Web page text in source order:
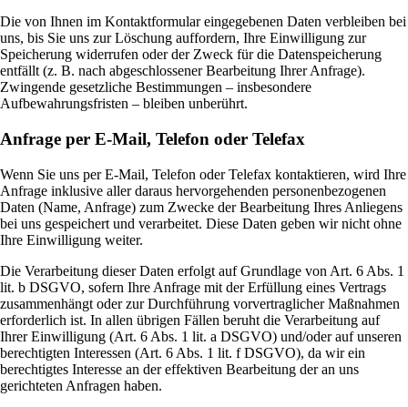
Die von Ihnen im Kontaktformular eingegebenen Daten verbleiben bei
uns, bis Sie uns zur Löschung auffordern, Ihre Einwilligung zur
Speicherung widerrufen oder der Zweck für die Datenspeicherung
entfällt (z. B. nach abgeschlossener Bearbeitung Ihrer Anfrage).
Zwingende gesetzliche Bestimmungen – insbesondere
Aufbewahrungsfristen – bleiben unberührt.
Anfrage per E-Mail, Telefon oder Telefax
Wenn Sie uns per E-Mail, Telefon oder Telefax kontaktieren, wird Ihre
Anfrage inklusive aller daraus hervorgehenden personenbezogenen
Daten (Name, Anfrage) zum Zwecke der Bearbeitung Ihres Anliegens
bei uns gespeichert und verarbeitet. Diese Daten geben wir nicht ohne
Ihre Einwilligung weiter.
Die Verarbeitung dieser Daten erfolgt auf Grundlage von Art. 6 Abs. 1
lit. b DSGVO, sofern Ihre Anfrage mit der Erfüllung eines Vertrags
zusammenhängt oder zur Durchführung vorvertraglicher Maßnahmen
erforderlich ist. In allen übrigen Fällen beruht die Verarbeitung auf
Ihrer Einwilligung (Art. 6 Abs. 1 lit. a DSGVO) und/oder auf unseren
berechtigten Interessen (Art. 6 Abs. 1 lit. f DSGVO), da wir ein
berechtigtes Interesse an der effektiven Bearbeitung der an uns
gerichteten Anfragen haben.